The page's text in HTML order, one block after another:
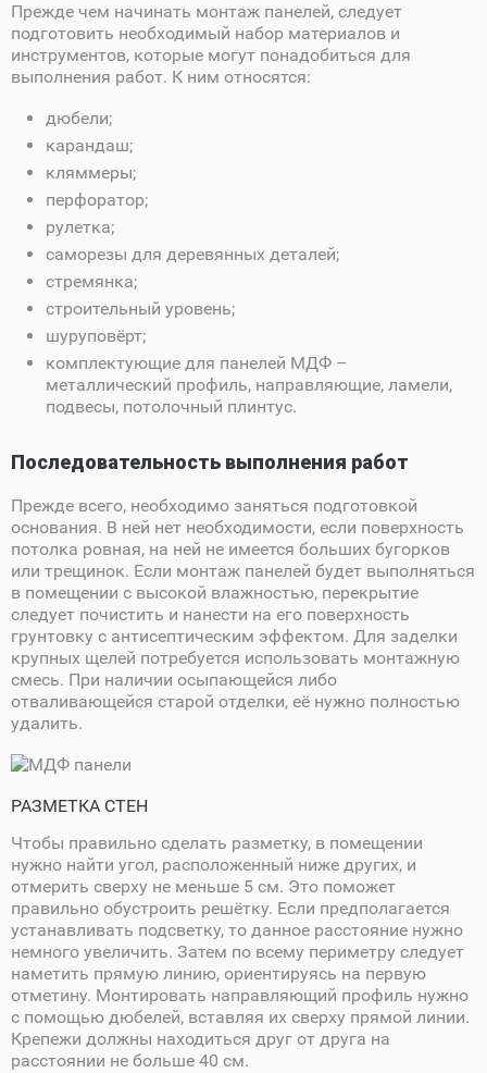
Прежде чем начинать монтаж панелей, следует
подготовить необходимый набор материалов и
инструментов, которые могут понадобиться для
выполнения работ. К ним относятся:
дюбели;
карандаш;
кляммеры;
перфоратор;
рулетка;
саморезы для деревянных деталей;
стремянка;
строительный уровень;
шуруповёрт;
комплектующие для панелей МДФ –
металлический профиль, направляющие, ламели,
подвесы, потолочный плинтус.
Последовательность выполнения работ
Прежде всего, необходимо заняться подготовкой
основания. В ней нет необходимости, если поверхность
потолка ровная, на ней не имеется больших бугорков
или трещинок. Если монтаж панелей будет выполняться
в помещении с высокой влажностью, перекрытие
следует почистить и нанести на его поверхность
грунтовку с антисептическим эффектом. Для заделки
крупных щелей потребуется использовать монтажную
смесь. При наличии осыпающейся либо
отваливающейся старой отделки, её нужно полностью
удалить.
РАЗМЕТКА СТЕН
Чтобы правильно сделать разметку, в помещении
нужно найти угол, расположенный ниже других, и
отмерить сверху не меньше 5 см. Это поможет
правильно обустроить решётку. Если предполагается
устанавливать подсветку, то данное расстояние нужно
немного увеличить. Затем по всему периметру следует
наметить прямую линию, ориентируясь на первую
отметину. Монтировать направляющий профиль нужно
с помощью дюбелей, вставляя их сверху прямой линии.
Крепежи должны находиться друг от друга на
расстоянии не больше 40 см.